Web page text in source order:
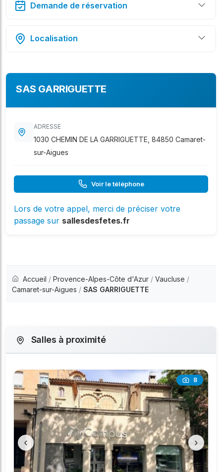
Demande de réservation
Localisation
SAS GARRIGUETTE
ADRESSE
1030 CHEMIN DE LA GARRIGUETTE, 84850 Camaret-
sur-Aigues
Voir le téléphone
Lors de votre appel, merci de préciser votre
passage sur sallesdesfetes.fr
Accueil / Provence-Alpes-Côte d'Azur / Vaucluse /
Camaret-sur-Aigues / SAS GARRIGUETTE
Salles à proximité
8
‹ ›